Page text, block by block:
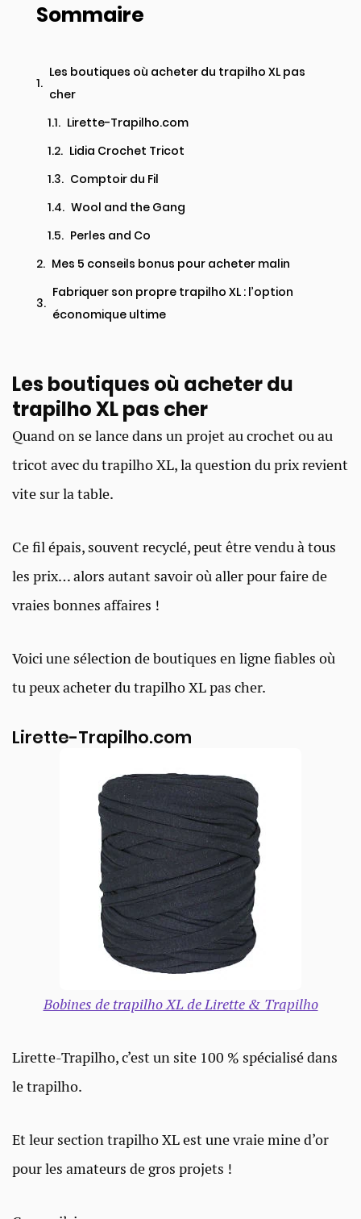
Sommaire
Les boutiques où acheter du trapilho XL pas
cher
Lirette-Trapilho.com
Lidia Crochet Tricot
Comptoir du Fil
Wool and the Gang
Perles and Co
Mes 5 conseils bonus pour acheter malin
Fabriquer son propre trapilho XL : l’option
économique ultime
Les boutiques où acheter du
trapilho XL pas cher
Quand on se lance dans un projet au crochet ou au
tricot avec du trapilho XL, la question du prix revient
vite sur la table.
Ce fil épais, souvent recyclé, peut être vendu à tous
les prix… alors autant savoir où aller pour faire de
vraies bonnes affaires !
Voici une sélection de boutiques en ligne fiables où
tu peux acheter du trapilho XL pas cher.
Lirette-Trapilho.com
Bobines de trapilho XL de Lirette & Trapilho
Lirette-Trapilho, c’est un site 100 % spécialisé dans
le trapilho.
Et leur section trapilho XL est une vraie mine d’or
pour les amateurs de gros projets !